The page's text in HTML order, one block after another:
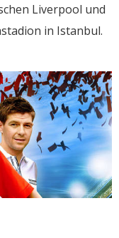
Liverpool und
in Istanbul.